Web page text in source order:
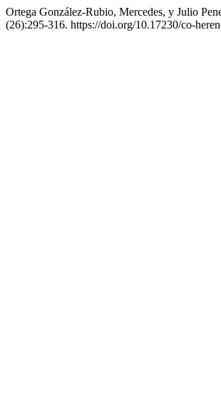
Ortega González-Rubio, Mercedes, y Julio
(26):295-316. https://doi.org/10.17230/co-